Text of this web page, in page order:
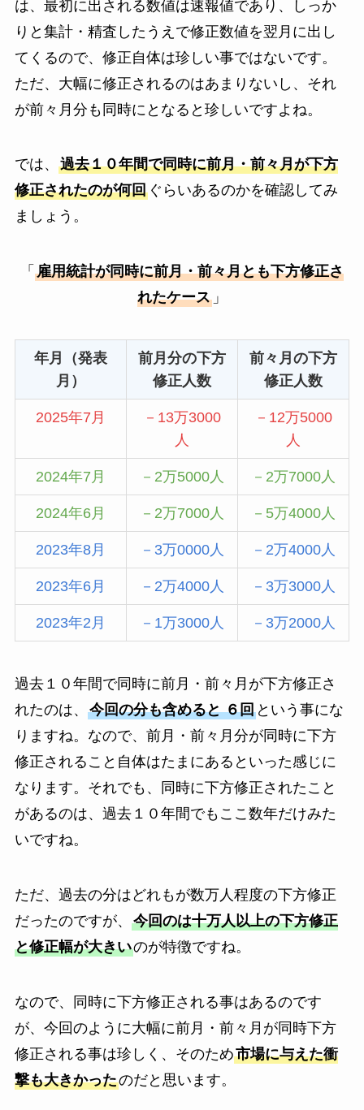
は、最初に出される数値は速報値であり、しっか
りと集計・精査したうえで修正数値を翌月に出し
てくるので、修正自体は珍しい事ではないです。
ただ、大幅に修正されるのはあまりないし、それ
が前々月分も同時にとなると珍しいですよね。
では、 過去１０年間で同時に前月・前々月が下方
修正されたのが何回ぐらいあるのかを確認してみ
ましょう。
「 雇用統計が同時に前月・前々月とも下方修正さ
れたケース 」
年月（発表
月）
前月分の下方
修正人数
前々月の下方
修正人数
2025年7月
－13万3000
人
－12万5000
人
2024年7月 －2万5000人 －2万7000人
2024年6月 －2万7000人 －5万4000人
2023年8月 －3万0000人 －2万4000人
2023年6月 －2万4000人 －3万3000人
2023年2月 －1万3000人 －3万2000人
過去１０年間で同時に前月・前々月が下方修正さ
れたのは、 今回の分も含めると ６回という事にな
りますね。なので、前月・前々月分が同時に下方
修正されること自体はたまにあるといった感じに
なります。それでも、同時に下方修正されたこと
があるのは、過去１０年間でもここ数年だけみた
いですね。
ただ、過去の分はどれもが数万人程度の下方修正
だったのですが、 今回のは十万人以上の下方修正
と修正幅が大きいのが特徴ですね。
なので、同時に下方修正される事はあるのです
が、今回のように大幅に前月・前々月が同時下方
修正される事は珍しく、そのため市場に与えた衝
撃も大きかったのだと思います。